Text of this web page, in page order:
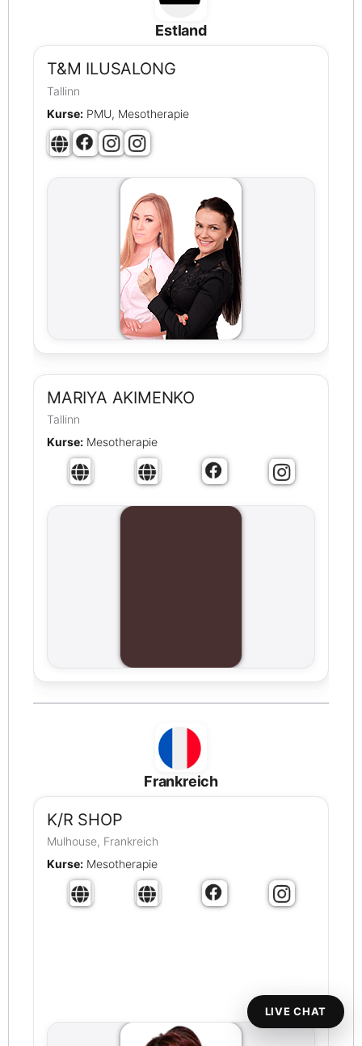
Estland
T&M ILUSALONG
Tallinn
Kurse: PMU, Mesotherapie
MARIYA AKIMENKO
Tallinn
Kurse: Mesotherapie
Frankreich
K/R SHOP
Mulhouse, Frankreich
Kurse: Mesotherapie
LIVE CHAT